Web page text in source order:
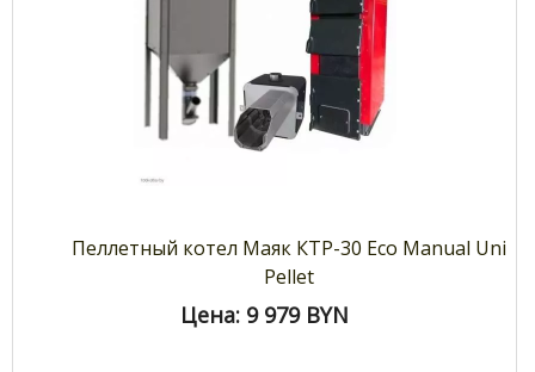
Пеллетный котел Маяк КТР-30 Eco Manual Uni
Pellet
Цена: 9 979 BYN